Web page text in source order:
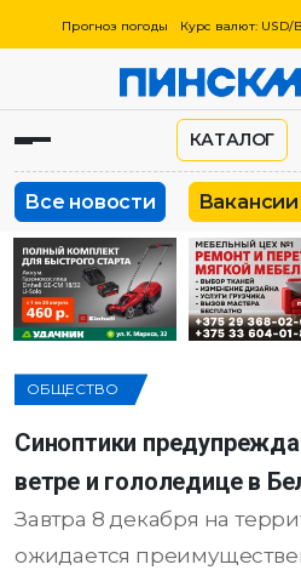
Прогноз погоды Курс валют: USD/
КАТАЛОГ
Все новости Вакансии
ОБЩЕСТВО
Синоптики
ветре и гололедице в
Завтра 8 декабря на
ожидается